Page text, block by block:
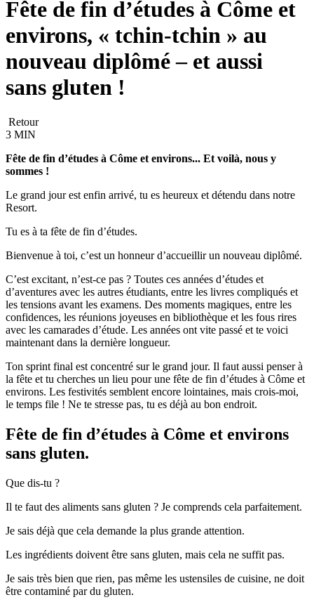
Fête de fin d’études à Côme et
environs, « tchin-tchin » au
nouveau diplômé – et aussi
sans gluten !
Retour
3 MIN
Fête de fin d’études à Côme et environs... Et voilà, nous y
sommes !
Le grand jour est enfin arrivé, tu es heureux et détendu dans notre
Resort.
Tu es à ta fête de fin d’études.
Bienvenue à toi, c’est un honneur d’accueillir un nouveau diplômé.
C’est excitant, n’est-ce pas ? Toutes ces années d’études et
d’aventures avec les autres étudiants, entre les livres compliqués et
les tensions avant les examens. Des moments magiques, entre les
confidences, les réunions joyeuses en bibliothèque et les fous rires
avec les camarades d’étude. Les années ont vite passé et te voici
maintenant dans la dernière longueur.
Ton sprint final est concentré sur le grand jour. Il faut aussi penser à
la fête et tu cherches un lieu pour une fête de fin d’études à Côme et
environs. Les festivités semblent encore lointaines, mais crois-moi,
le temps file ! Ne te stresse pas, tu es déjà au bon endroit.
Fête de fin d’études à Côme et environs
sans gluten.
Que dis-tu ?
Il te faut des aliments sans gluten ? Je comprends cela parfaitement.
Je sais déjà que cela demande la plus grande attention.
Les ingrédients doivent être sans gluten, mais cela ne suffit pas.
Je sais très bien que rien, pas même les ustensiles de cuisine, ne doit
être contaminé par du gluten.